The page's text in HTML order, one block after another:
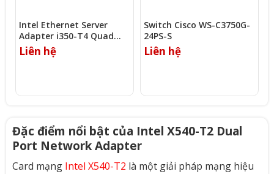
Intel Ethernet Server
Adapter i350-T4 Quad
Port
Liên hệ
Switch Cisco WS-C3750G-
24PS-S
Liên hệ
Đặc điểm nổi bật của Intel X540-T2 Dual
Port Network Adapter
Card mạng Intel X540-T2 là một giải pháp mạng hiệu